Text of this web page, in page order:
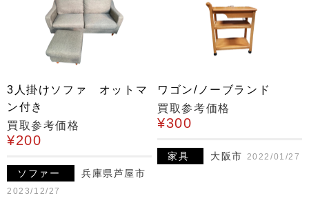
3人掛けソファ オットマ
ン付き
買取参考価格
¥200
ソファー 兵庫県芦屋市
2023/12/27
ワゴン/ノーブランド
買取参考価格
¥300
家具 大阪市 2022/01/27